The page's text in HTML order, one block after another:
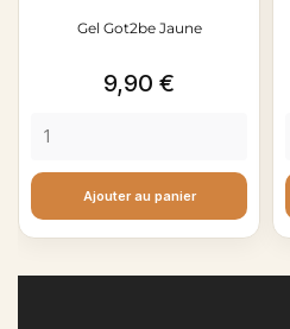
Gel Got2be Jaune
Prix
9,90 €
Ajouter au panier